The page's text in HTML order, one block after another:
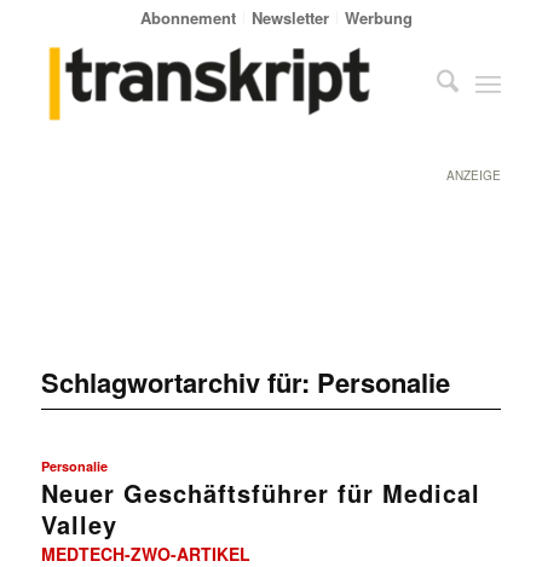
Abonnement Newsletter Werbung
ANZEIGE
Schlagwortarchiv für: Personalie
Personalie
Neuer Geschäftsführer für Medical
Valley
MEDTECH-ZWO-ARTIKEL